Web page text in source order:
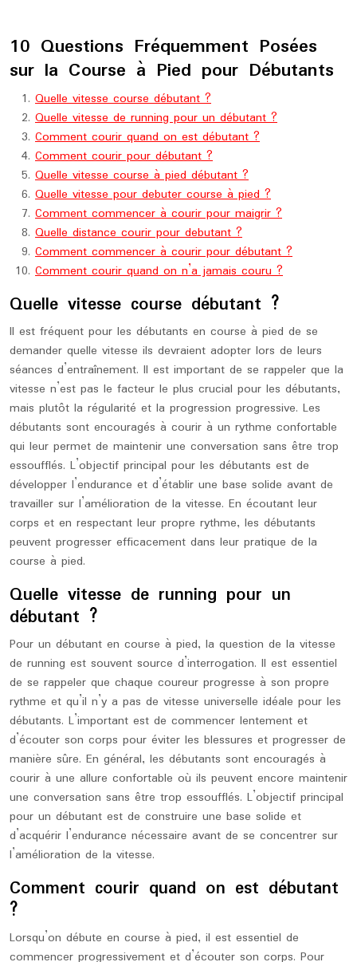
10 Questions Fréquemment Posées
sur la Course à Pied pour Débutants
Quelle vitesse course débutant ?
Quelle vitesse de running pour un débutant ?
Comment courir quand on est débutant ?
Comment courir pour débutant ?
Quelle vitesse course à pied débutant ?
Quelle vitesse pour debuter course à pied ?
Comment commencer à courir pour maigrir ?
Quelle distance courir pour debutant ?
Comment commencer à courir pour débutant ?
Comment courir quand on n’a jamais couru ?
Quelle vitesse course débutant ?
Il est fréquent pour les débutants en course à pied de se
demander quelle vitesse ils devraient adopter lors de leurs
séances d’entraînement. Il est important de se rappeler que la
vitesse n’est pas le facteur le plus crucial pour les débutants,
mais plutôt la régularité et la progression progressive. Les
débutants sont encouragés à courir à un rythme confortable
qui leur permet de maintenir une conversation sans être trop
essoufflés. L’objectif principal pour les débutants est de
développer l’endurance et d’établir une base solide avant de
travailler sur l’amélioration de la vitesse. En écoutant leur
corps et en respectant leur propre rythme, les débutants
peuvent progresser efficacement dans leur pratique de la
course à pied.
Quelle vitesse de running pour un
débutant ?
Pour un débutant en course à pied, la question de la vitesse
de running est souvent source d’interrogation. Il est essentiel
de se rappeler que chaque coureur progresse à son propre
rythme et qu’il n’y a pas de vitesse universelle idéale pour les
débutants. L’important est de commencer lentement et
d’écouter son corps pour éviter les blessures et progresser de
manière sûre. En général, les débutants sont encouragés à
courir à une allure confortable où ils peuvent encore maintenir
une conversation sans être trop essoufflés. L’objectif principal
pour un débutant est de construire une base solide et
d’acquérir l’endurance nécessaire avant de se concentrer sur
l’amélioration de la vitesse.
Comment courir quand on est débutant
?
Lorsqu’on débute en course à pied, il est essentiel de
commencer progressivement et d’écouter son corps. Pour